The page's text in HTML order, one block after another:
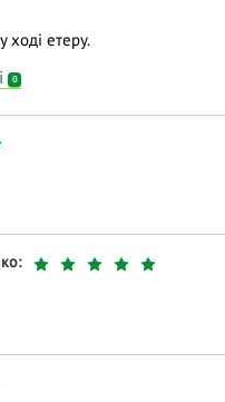
ході етеру.
0